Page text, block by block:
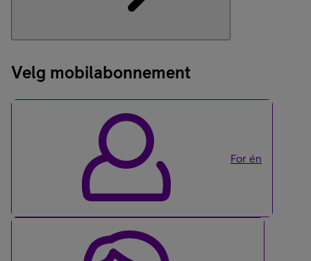
Velg mobilabonnement
For én